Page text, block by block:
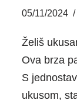
05/11/2024
Želiš
Ova brza
S
ukusom,